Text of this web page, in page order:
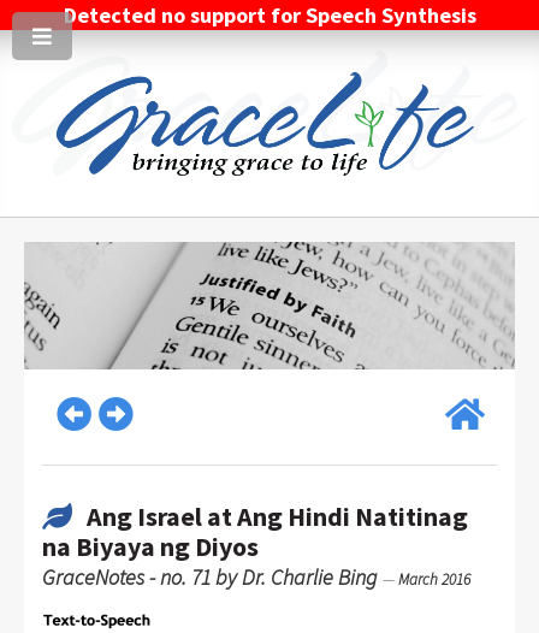
Detected no support for Speech Synthesis
Ang Israel at Ang Hindi Natitinag
na Biyaya ng Diyos
GraceNotes - no. 71 by Dr. Charlie Bing —March 2016